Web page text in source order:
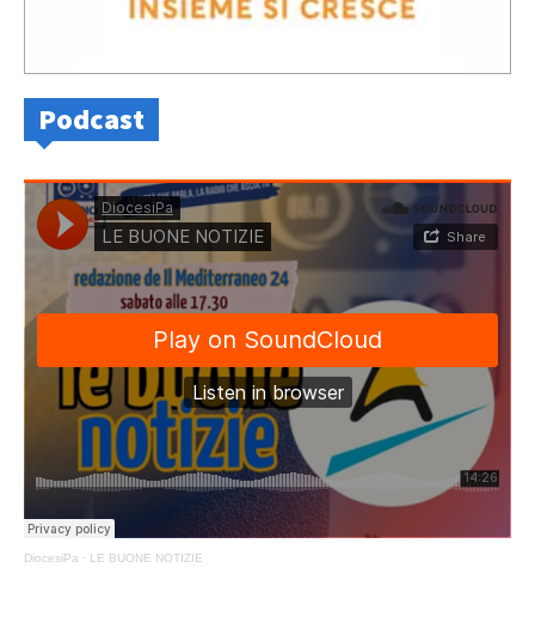
Podcast
DiocesiPa · LE BUONE NOTIZIE